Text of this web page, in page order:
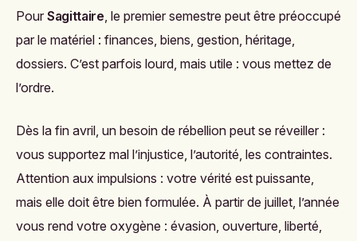
Pour Sagittaire, le premier semestre peut être préoccupé
par le matériel : finances, biens, gestion, héritage,
dossiers. C’est parfois lourd, mais utile : vous mettez de
l’ordre.
Dès la fin avril, un besoin de rébellion peut se réveiller :
vous supportez mal l’injustice, l’autorité, les contraintes.
Attention aux impulsions : votre vérité est puissante,
mais elle doit être bien formulée. À partir de juillet, l’année
vous rend votre oxygène : évasion, ouverture, liberté,